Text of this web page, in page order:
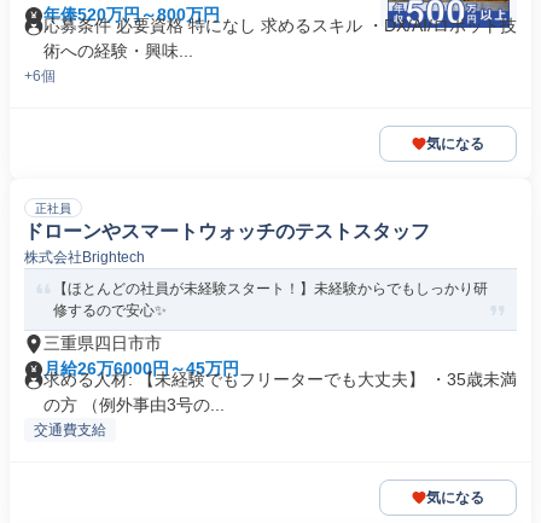
年俸520万円～800万円
応募条件 必要資格 特になし 求めるスキル ・DX/AI/ロボット技
術への経験・興味...
+6個
気になる
正社員
ドローンやスマートウォッチのテストスタッフ
株式会社Brightech
【ほとんどの社員が未経験スタート！】未経験からでもしっかり研
修するので安心✨
三重県四日市市
月給26万6000円～45万円
求める人材: 【未経験でもフリーターでも大丈夫】 ・35歳未満
の方 （例外事由3号の...
交通費支給
気になる